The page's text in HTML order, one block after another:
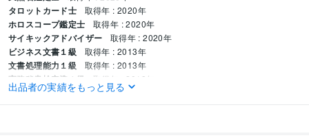
タロットカード士 取得年 : 2020年
ホロスコープ鑑定士 取得年 : 2020年
サイキックアドバイザー 取得年 : 2020年
ビジネス文書１級 取得年 : 2013年
文書処理能力１級 取得年 : 2013年
実務秘書検定準１級 取得年 : 2013年
ビジネスマナー１級 取得年 : 2013年
出品者の実績をもっと見る